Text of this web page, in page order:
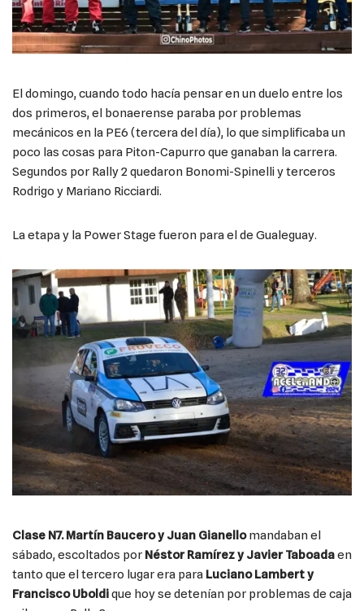
El domingo, cuando todo hacía pensar en un duelo entre los
dos primeros, el bonaerense paraba por problemas
mecánicos en la PE6 (tercera del día), lo que simplificaba un
poco las cosas para Piton-Capurro que ganaban la carrera.
Segundos por Rally 2 quedaron Bonomi-Spinelli y terceros
Rodrigo y Mariano Ricciardi.
La etapa y la Power Stage fueron para el de Gualeguay.
Clase N7. Martín Baucero y Juan Gianellomandaban el
sábado, escoltados por Néstor Ramírez y Javier Taboadaen
tanto que el tercero lugar era para Luciano Lambert y
Francisco Uboldique hoy se detenían por problemas de caja